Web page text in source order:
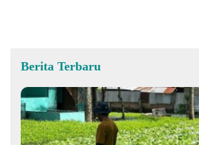
Berita Terbaru